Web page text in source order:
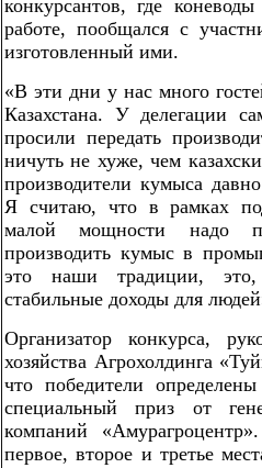
конкурсантов, где
работе, пообщался с
изготовленный ими.
«В эти дни у нас много
Казахстана. У делегации
просили передать
ничуть не хуже, чем
производители кумыса
Я считаю, что в рамках
малой мощности надо
производить кумыс в
это наши традиции,
стабильные доходы для
Организатор конкурса,
хозяйства Агрохолдинга
что победители
специальный приз от
компаний
первое, второе и третье